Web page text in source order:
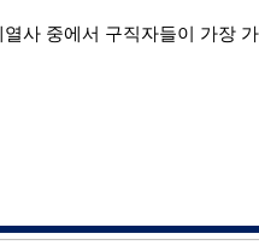
사 중에서 구직자들이 가장